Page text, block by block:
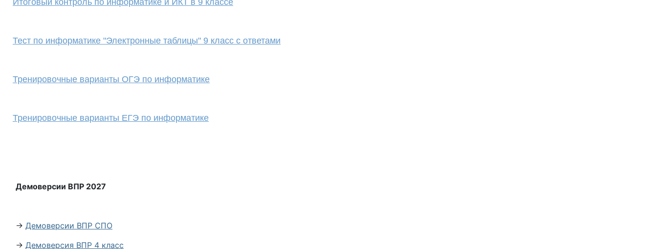
Итоговый контроль по информатике и ИКТ в 9 классе
Тест по информатике "Электронные таблицы" 9 класс с ответами
Тренировочные варианты ОГЭ по информатике
Тренировочные варианты ЕГЭ по информатике
Демоверсии ВПР 2027
→ Демоверсии ВПР СПО
→ Демоверсия ВПР 4 класс